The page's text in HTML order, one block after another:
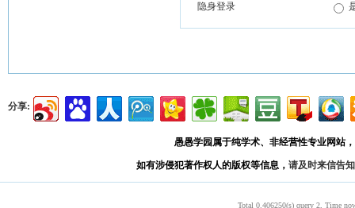
隐身登录
分享:
愚愚学园属于纯学术、非经营性专业网站
如有涉侵犯著作权人的版权等信息， 请及时来信告知
Total 0.406250(s) query 2, Time